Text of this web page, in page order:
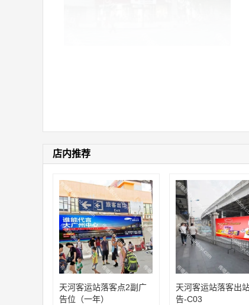
店内推荐
天河客运站落客点2副广
告位（一年）
天河客运站落客出
告-C03